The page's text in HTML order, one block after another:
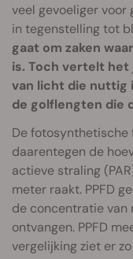
veel gevoeliger voor
in tegenstelling tot
gaat om zaken
is. Toch vertelt
van licht die nuttig
de golflengten die
De fotosynthetische
daarentegen de
actieve straling
meter raakt. PPFD
de concentratie
ontvangen. PPFD
vergelijking ziet er